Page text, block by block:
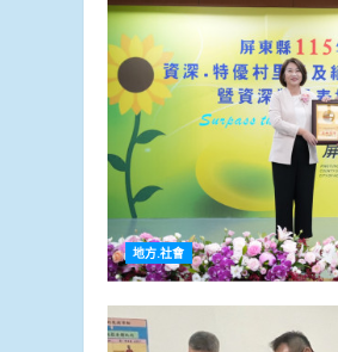
地方.社會